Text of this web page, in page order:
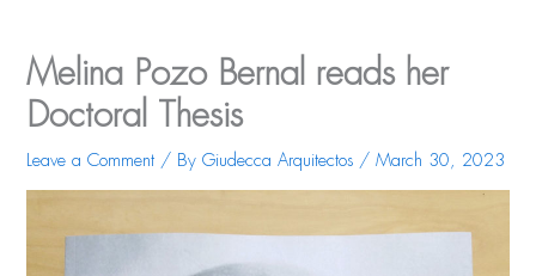
Melina Pozo Bernal reads her
Doctoral Thesis
Leave a Comment / ByGiudecca Arquitectos /March 30, 2023